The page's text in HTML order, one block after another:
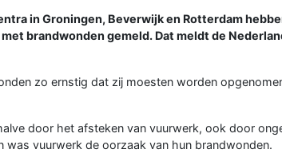
in Groningen, Beverwijk en Rotterdam
brandwonden gemeld. Dat meldt de
zo ernstig dat zij moesten worden
door het afsteken van vuurwerk, ook door
was vuurwerk de oorzaak van hun brandwonden.